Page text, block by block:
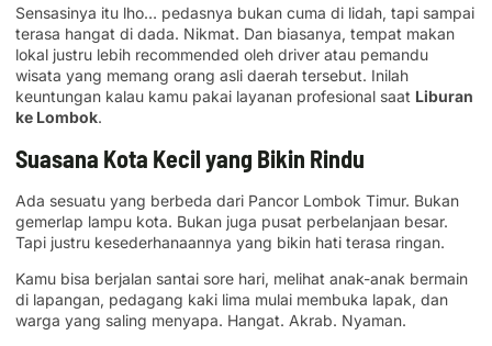
Sensasinya itu lho… pedasnya bukan cuma di lidah, tapi sampai
terasa hangat di dada. Nikmat. Dan biasanya, tempat makan
lokal justru lebih recommended oleh driver atau pemandu
wisata yang memang orang asli daerah tersebut. Inilah
keuntungan kalau kamu pakai layanan profesional saat Liburan
ke Lombok.
Suasana Kota Kecil yang Bikin Rindu
Ada sesuatu yang berbeda dari Pancor Lombok Timur. Bukan
gemerlap lampu kota. Bukan juga pusat perbelanjaan besar.
Tapi justru kesederhanaannya yang bikin hati terasa ringan.
Kamu bisa berjalan santai sore hari, melihat anak-anak bermain
di lapangan, pedagang kaki lima mulai membuka lapak, dan
warga yang saling menyapa. Hangat. Akrab. Nyaman.